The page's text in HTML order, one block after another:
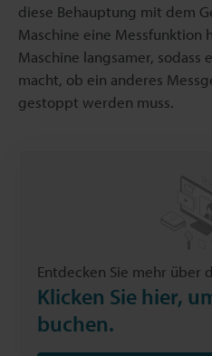
diese Behauptung mit dem
Maschine eine Messfunktion
Maschine langsamer, sodass
macht, ob ein anderes
gestoppt werden muss.
Entdecken Sie mehr über
Klicken Sie hier,
buchen.